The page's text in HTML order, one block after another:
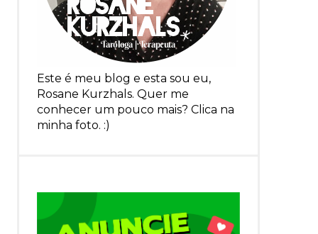
Este é meu blog e esta sou eu,
Rosane Kurzhals. Quer me
conhecer um pouco mais? Clica na
minha foto. :)